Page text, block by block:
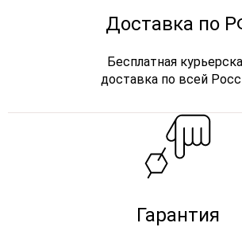
Доставка по
Бесплатная
доставка по всей
Гарантия